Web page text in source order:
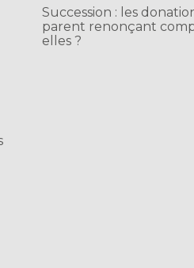
Succession : les
parent renonçant
elles ?